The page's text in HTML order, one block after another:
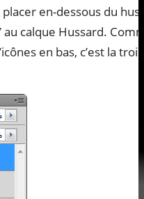
en-dessous du
calque Hussard.
en bas, c’est la